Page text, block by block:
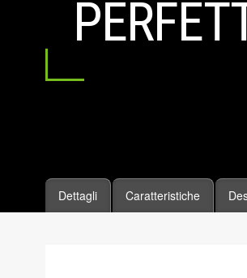
Dettagli Caratteristiche